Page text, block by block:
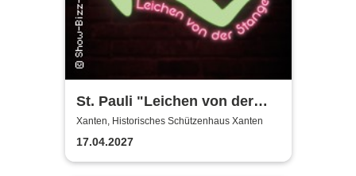
St. Pauli "Leichen von der
Stange" - Krimi-Dinner
Xanten, Historisches Schützenhaus Xanten
17.04.2027